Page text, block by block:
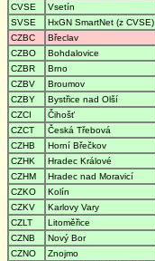
CVSE
Vsetín
SVSE
HxGN SmartNet (z CVSE)
CZBC
Břeclav
CZBO
Bohdalovice
CZBR
Brno
CZBV
Broumov
CZBY
Bystřice nad Olší
CZCI
Čihošť
CZCT
Česká Třebová
CZHB
Horní Břečkov
CZHK
Hradec Králové
CZHM
Hradec nad Moravicí
CZKO
Kolín
CZKV
Karlovy Vary
CZLT
Litoměřice
CZNB
Nový Bor
CZNO
Znojmo